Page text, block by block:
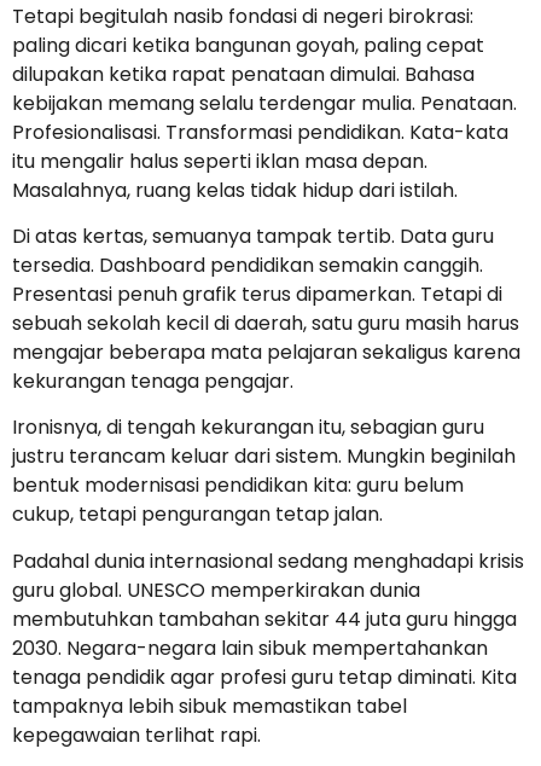
Tetapi begitulah nasib fondasi di negeri birokrasi:
paling dicari ketika bangunan goyah, paling cepat
dilupakan ketika rapat penataan dimulai. Bahasa
kebijakan memang selalu terdengar mulia. Penataan.
Profesionalisasi. Transformasi pendidikan. Kata-kata
itu mengalir halus seperti iklan masa depan.
Masalahnya, ruang kelas tidak hidup dari istilah.
Di atas kertas, semuanya tampak tertib. Data guru
tersedia. Dashboard pendidikan semakin canggih.
Presentasi penuh grafik terus dipamerkan. Tetapi di
sebuah sekolah kecil di daerah, satu guru masih harus
mengajar beberapa mata pelajaran sekaligus karena
kekurangan tenaga pengajar.
Ironisnya, di tengah kekurangan itu, sebagian guru
justru terancam keluar dari sistem. Mungkin beginilah
bentuk modernisasi pendidikan kita: guru belum
cukup, tetapi pengurangan tetap jalan.
Padahal dunia internasional sedang menghadapi krisis
guru global. UNESCO memperkirakan dunia
membutuhkan tambahan sekitar 44 juta guru hingga
2030. Negara-negara lain sibuk mempertahankan
tenaga pendidik agar profesi guru tetap diminati. Kita
tampaknya lebih sibuk memastikan tabel
kepegawaian terlihat rapi.